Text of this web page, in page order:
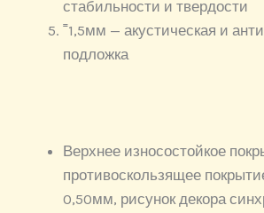
стабильности и твердости
˭1,5мм — акустическая и
подложка
Верхнее износостойкое
противоскользящее
0,50мм, рисунок декора